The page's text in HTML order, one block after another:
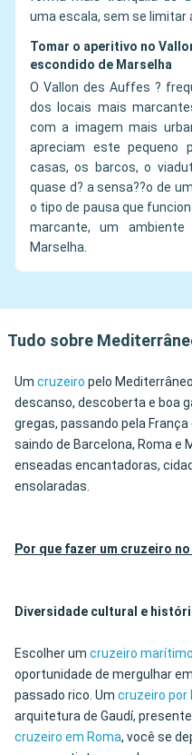
uma escala, sem se limitar
Tomar o aperitivo no
escondido de Marselha
O Vallon des Auffes ?
dos locais mais
com a imagem mais
apreciam este pequeno
casas, os barcos, o
quase d? a sensa??o de
o tipo de pausa que
marcante, um
Marselha.
Tudo sobre
Um cruzeiro pelo
descanso, descoberta e boa
gregas, passando pela
saindo de Barcelona, Roma e
enseadas encantadoras,
ensolaradas.
Por que fazer um cruzeiro
Diversidade cultural e
Escolher um cruzeiro marítimo
oportunidade de mergulhar
passado rico. Um cruzeiro por
arquitetura de Gaudí,
cruzeiro em Roma, você se